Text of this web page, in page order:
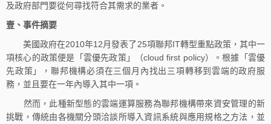
及政府部門要從何尋找符合其需求的業者。
壹、事件摘要
美國政府在2010年12月發表了25項聯邦IT轉型重點政策，其中一
項核心的政策便是「雲優先政策」（cloud first policy）。根據「雲優
先政策」，聯邦機構必須在三個月內找出三項轉移到雲端的政府服
務，並且要在一年內導入其中一項。
然而，此種新型態的雲端運算服務為聯邦機構帶來資安管理的新
挑戰，傳統由各機關分頭洽談所導入資訊系統與應用規格之方法，並